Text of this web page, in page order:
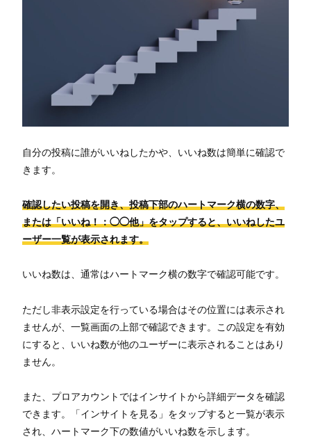
自分の投稿に誰がいいねしたかや、いいね数は簡単に確認で
きます。
確認したい投稿を開き、投稿下部のハートマーク横の数字、
または「いいね！：◯◯他」をタップすると、いいねしたユ
ーザー一覧が表示されます。
いいね数は、通常はハートマーク横の数字で確認可能です。
ただし非表示設定を行っている場合はその位置には表示され
ませんが、一覧画面の上部で確認できます。この設定を有効
にすると、いいね数が他のユーザーに表示されることはあり
ません。
また、プロアカウントではインサイトから詳細データを確認
できます。「インサイトを見る」をタップすると一覧が表示
され、ハートマーク下の数値がいいね数を示します。